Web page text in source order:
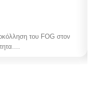
του FOG στον